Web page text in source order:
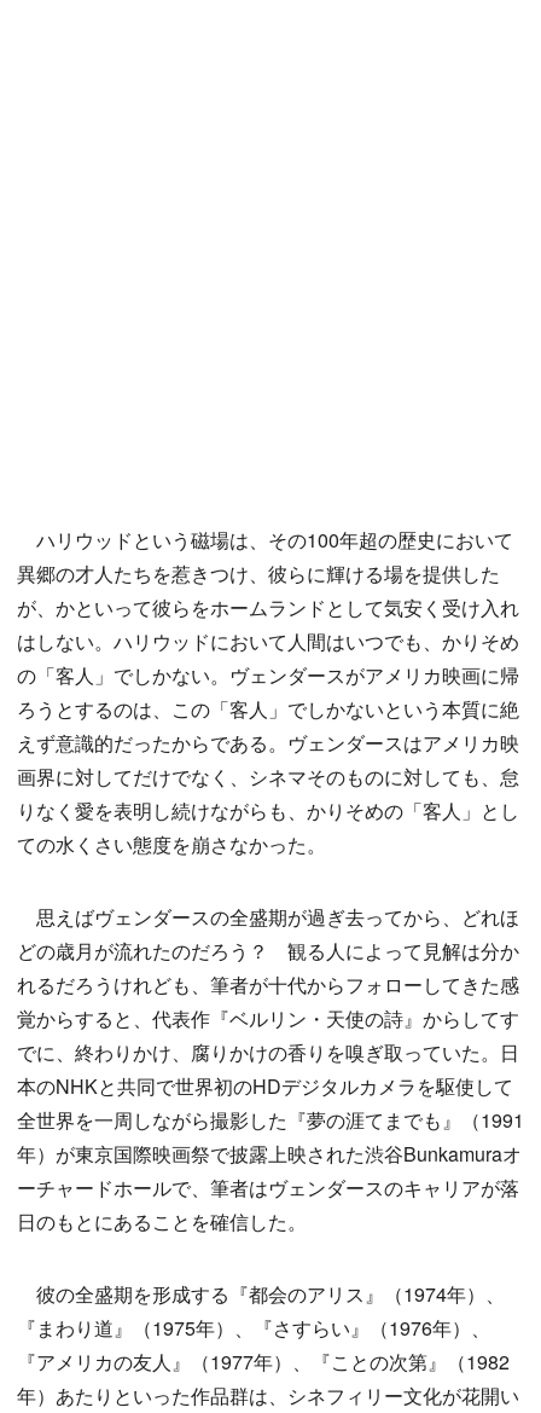
ハリウッドという磁場は、その100年超の歴史において
異郷の才人たちを惹きつけ、彼らに輝ける場を提供した
が、かといって彼らをホームランドとして気安く受け入れ
はしない。ハリウッドにおいて人間はいつでも、かりそめ
の「客人」でしかない。ヴェンダースがアメリカ映画に帰
ろうとするのは、この「客人」でしかないという本質に絶
えず意識的だったからである。ヴェンダースはアメリカ映
画界に対してだけでなく、シネマそのものに対しても、怠
りなく愛を表明し続けながらも、かりそめの「客人」とし
ての水くさい態度を崩さなかった。
思えばヴェンダースの全盛期が過ぎ去ってから、どれほ
どの歳月が流れたのだろう？ 観る人によって見解は分か
れるだろうけれども、筆者が十代からフォローしてきた感
覚からすると、代表作『ベルリン・天使の詩』からしてす
でに、終わりかけ、腐りかけの香りを嗅ぎ取っていた。日
本のNHKと共同で世界初のHDデジタルカメラを駆使して
全世界を一周しながら撮影した『夢の涯てまでも』（1991
年）が東京国際映画祭で披露上映された渋谷Bunkamuraオ
ーチャードホールで、筆者はヴェンダースのキャリアが落
日のもとにあることを確信した。
彼の全盛期を形成する『都会のアリス』（1974年）、
『まわり道』（1975年）、『さすらい』（1976年）、
『アメリカの友人』（1977年）、『ことの次第』（1982
年）あたりといった作品群は、シネフィリー文化が花開い